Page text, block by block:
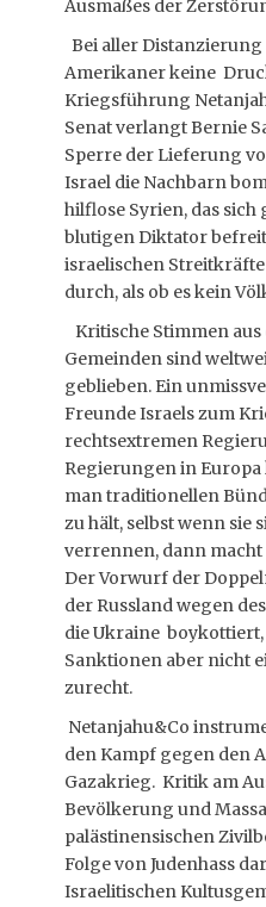
Ausmaßes der
Bei aller
Amerikaner keine
Kriegsführung
Senat verlangt Bernie
Sperre der Lieferung
Israel die Nachbarn
hilflose Syrien, das sich
blutigen Diktator
israelischen
durch, als ob es kein
Kritische Stimmen aus
Gemeinden sind
geblieben. Ein
Freunde Israels zum
rechtsextremen
Regierungen in
man traditionellen
zu hält, selbst wenn sie
verrennen, dann
Der Vorwurf der
der Russland wegen
die Ukraine
Sanktionen aber nicht
zurecht.
Netanjahu&Co
den Kampf gegen den
Gazakrieg. Kritik am
Bevölkerung und
palästinensischen
Folge von Judenhass
Israelitischen